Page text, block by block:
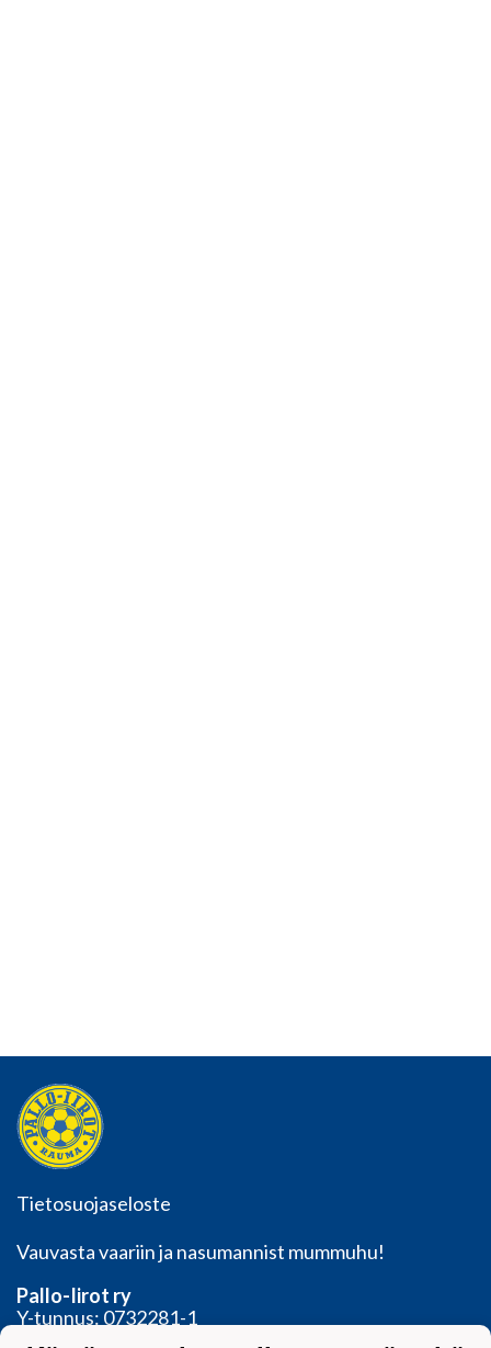
Tietosuojaseloste
Vauvasta vaariin ja nasumannist mummuhu!
Pallo-Iirot ry
Y-tunnus: 0732281-1